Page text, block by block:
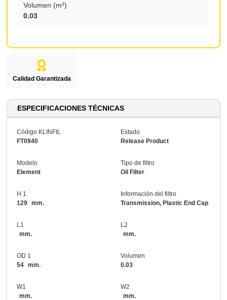
Volumen (m³)
0.03
Calidad Garantizada
ESPECIFICACIONES TÉCNICAS
Código KLINFIL
FT0940
Estado
Release Product
Modelo
Element
Tipo de filtro
Oil Filter
H 1
129 mm.
Información del filtro
Transmission, Plastic End Cap
L1
mm.
L2
mm.
OD 1
54 mm.
Volumen
0.03
W1
mm.
W2
mm.